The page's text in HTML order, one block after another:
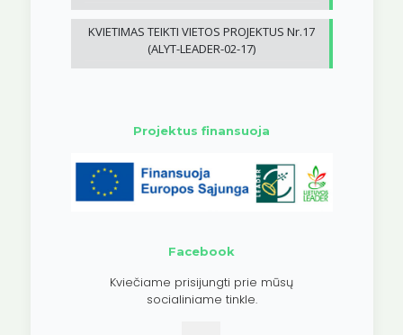
KVIETIMAS TEIKTI VIETOS PROJEKTUS Nr.17
(ALYT-LEADER-02-17)
Projektus finansuoja
Facebook
Kviečiame prisijungti prie mūsų
socialiniame tinkle.